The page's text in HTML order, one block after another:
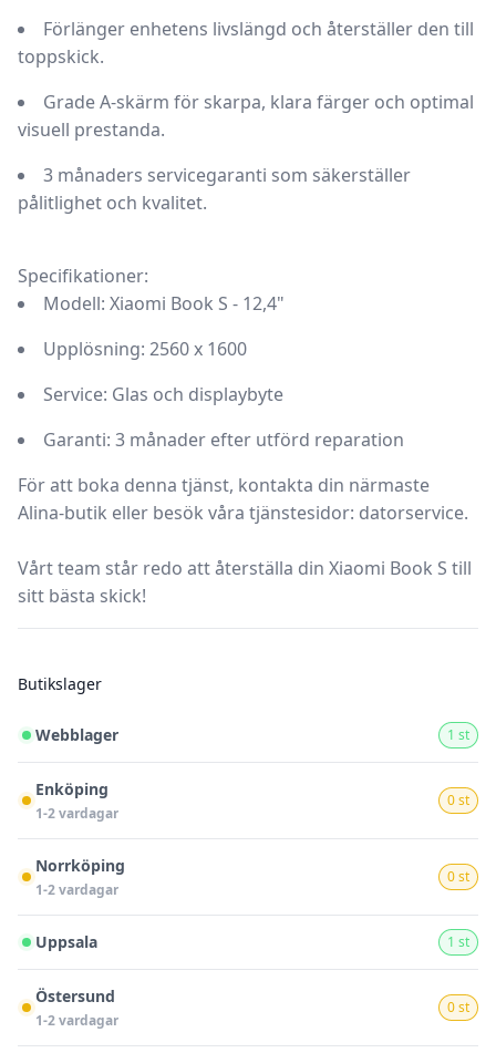
Förlänger enhetens livslängd och återställer den till
toppskick.
Grade A-skärm för skarpa, klara färger och optimal
visuell prestanda.
3 månaders servicegaranti som säkerställer
pålitlighet och kvalitet.
Specifikationer:
Modell: Xiaomi Book S - 12,4"
Upplösning: 2560 x 1600
Service: Glas och displaybyte
Garanti: 3 månader efter utförd reparation
För att boka denna tjänst, kontakta din närmaste
Alina-butik eller besök våra tjänstesidor: datorservice.
Vårt team står redo att återställa din Xiaomi Book S till
sitt bästa skick!
Butikslager
Webblager 1 st
Enköping
1-2 vardagar
0 st
Norrköping
1-2 vardagar
0 st
Uppsala 1 st
Östersund
1-2 vardagar
0 st